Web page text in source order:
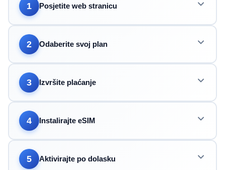
1 Posjetite web stranicu
2 Odaberite svoj plan
3 Izvršite plaćanje
4 Instalirajte eSIM
5 Aktivirajte po dolasku